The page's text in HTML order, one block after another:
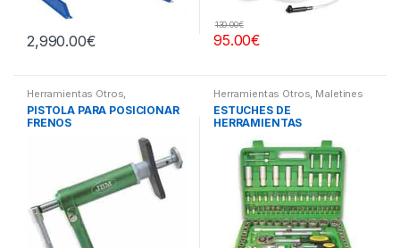
2,990.00€ 95.00€
130.00€
Herramientas Otros,
Herramientas Frenos y
Refrigeración
PISTOLA PARA POSICIONAR
FRENOS
Herramientas Otros, Maletines
Herramientas, Extractores,
Compresímetros, otros
ESTUCHES DE
HERRAMIENTAS